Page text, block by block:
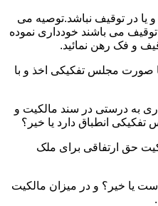
یا در توقیف نباشد.توصیه می
می باشند خودداری نموده
و فک رهن نمائید.
صورت مجلس تفکیکی اخذ و با
به درستی در سند مالکیت و
انطباق دارد یا خیر؟
حق ارتفاقی برای ملک
یا خیر؟ و در میزان مالکیت